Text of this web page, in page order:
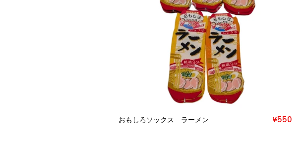
おもしろソックス ビール ¥550